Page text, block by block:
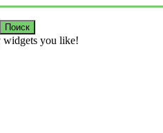
widgets you like!